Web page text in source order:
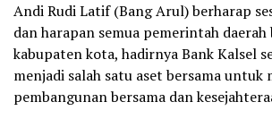
Andi Rudi Latif (Bang Arul) berharap
dan harapan semua pemerintah
kabupaten kota, hadirnya Bank Kalsel
menjadi salah satu aset bersama untuk
pembangunan bersama dan